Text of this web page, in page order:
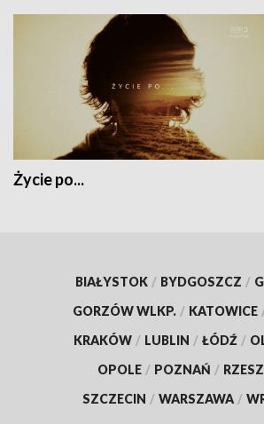
Życie po...
BIAŁYSTOK / BYDGOSZCZ /
GORZÓW WLKP. / KATOWICE
KRAKÓW / LUBLIN / ŁÓDŹ /
OPOLE / POZNAŃ /
SZCZECIN / WARSZAWA /